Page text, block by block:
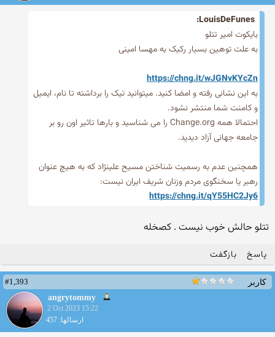
LouisDeFunes:
بایکوت امیر تتلو
به علت توهین بسیار رکیک به مهسا امینی
https://chng.it/wJGNvKYcZn
به این نشانی رفته و امضا کنید. میتوانید تیک را برداشته تا نام، ایمیل
و کامنت شما منتشر نشود.
احتمالا همه Change.org را می شناسید و بارها تاثیر اون رو بر
جامعه جهانی آزاد دیدید.
همچنین عدم به رسمیت شناختن مسیح علینژاد که به هیچ عنوان
رهبر یا سخنگوی مردم وزنان شریف ایران نیست:
https://chng.it/qY55HC2Jy6
تتلو حالش خوب نیست . کصخله
پاسخ بازگفت
کاربر
#1,393
angrytommy
2 Oct 2023 15:22
ارسالها: 457